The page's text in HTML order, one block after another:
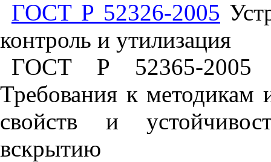
ГОСТ Р 52326-2005
контроль и утилизация
ГОСТ Р 52365-2005
Требования к методикам
свойств и
вскрытию